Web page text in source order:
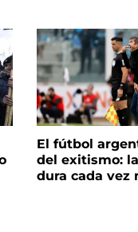
El fútbol
del exitismo:
dura cada vez